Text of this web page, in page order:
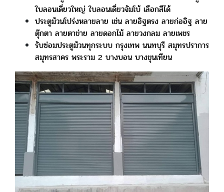
ใบลอนเดี่ยวใหญ่ ใบลอนเดี่ยวจัมโบ้ เลือกสีได้
ประตูม้วนโปร่งหลายลาย เช่น ลายอิฐตรง ลายก่ออิฐ ลาย
ตุ๊กตา ลายตาข่าย ลายดอกไม้ ลายวงกลม ลายเพชร
รับซ่อมประตูม้วนทุกระบบ กรุงเทพ นนทบุรี สมุทรปราการ
สมุทรสาคร พระราม 2 บางบอน บางขุนเทียน